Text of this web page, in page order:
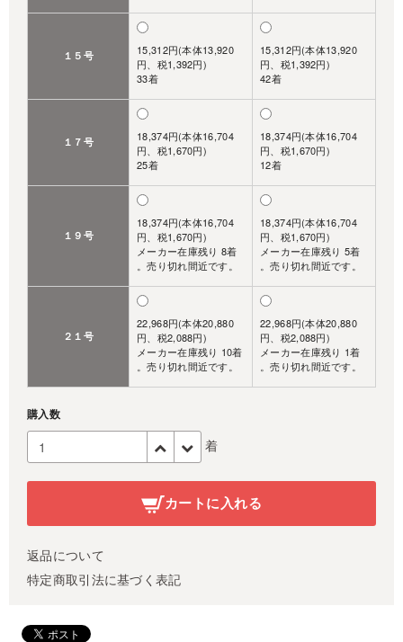
１５号
15,312円(本体13,920
円、税1,392円)
33着
15,312円(本体13,920
円、税1,392円)
42着
１７号
18,374円(本体16,704
円、税1,670円)
25着
18,374円(本体16,704
円、税1,670円)
12着
１９号
18,374円(本体16,704
円、税1,670円)
メーカー在庫残り 8着
。売り切れ間近です。
18,374円(本体16,704
円、税1,670円)
メーカー在庫残り 5着
。売り切れ間近です。
２１号
22,968円(本体20,880
円、税2,088円)
メーカー在庫残り 10着
。売り切れ間近です。
22,968円(本体20,880
円、税2,088円)
メーカー在庫残り 1着
。売り切れ間近です。
購入数
着
カートに入れる
返品について
特定商取引法に基づく表記